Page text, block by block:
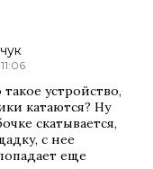
устройство,
катаются? Ну
скатывается,
с нее
еще